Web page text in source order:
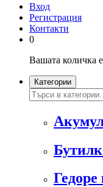
Вход
Регистрация
Контакти
0
Вашата количка
Категории